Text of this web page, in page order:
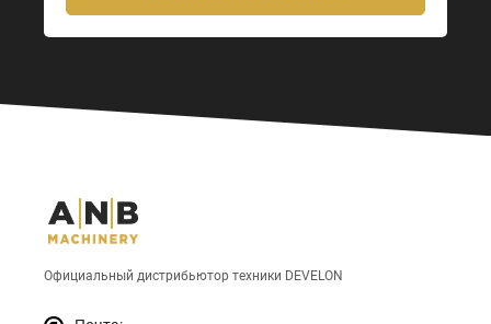
Официальный дистрибьютор техники DEVELON